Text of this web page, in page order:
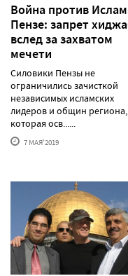
Война против
Пензе: запрет
вслед за захватом
мечети
Силовики Пензы не
ограничились зачисткой
независимых исламских
лидеров и общин региона,
которая осв......
7 МАЯ'2019